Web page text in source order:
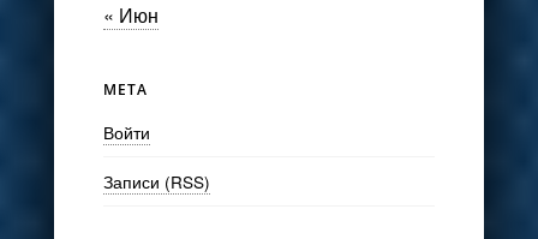
« Июн
МЕТА
Войти
Записи (RSS)